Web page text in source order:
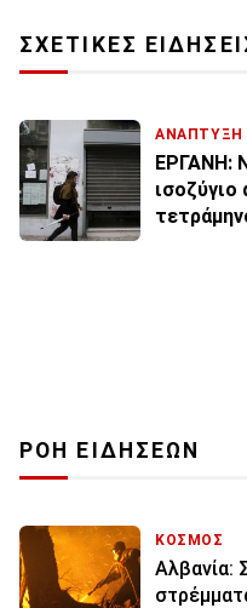
ΣΧΕΤΙΚΕΣ
ΑΝΑΠΤΥΞΗ
ΕΡΓΑΝΗ:
ΡΟΗ ΕΙΔΗΣΕΩΝ
ΚΟΣΜΟΣ
Αλβανία: